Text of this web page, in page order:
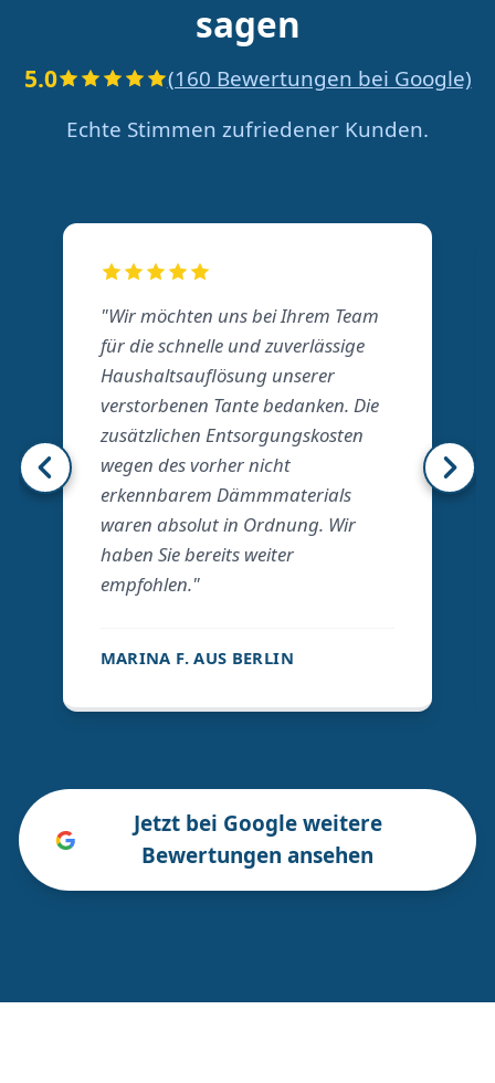
sagen
5.0
(160 Bewertungen bei Google)
Echte Stimmen zufriedener Kunden.
"Wir möchten uns bei Ihrem Team
für die schnelle und zuverlässige
Haushaltsauflösung unserer
verstorbenen Tante bedanken. Die
zusätzlichen Entsorgungskosten
wegen des vorher nicht
erkennbarem Dämmmaterials
waren absolut in Ordnung. Wir
haben Sie bereits weiter
empfohlen."
MARINA F. AUS BERLIN
Jetzt bei Google weitere
Bewertungen ansehen